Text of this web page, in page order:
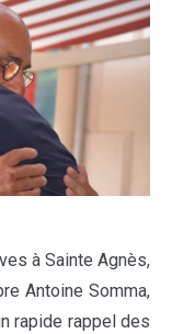
à Sainte Agnès,
Antoine Somma,
rapide rappel des